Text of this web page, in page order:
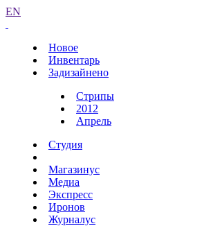
EN
Новое
Инвентарь
Задизайнено
Стрипы
2012
Апрель
Студия
Магазинус
Медиа
Экспресс
Иронов
Журналус